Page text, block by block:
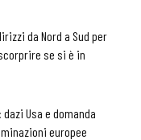
da Nord a Sud per
se si è in
Usa e domanda
europee